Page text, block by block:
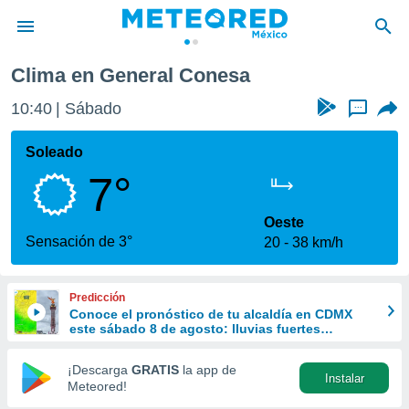
de
ha sido
calidad.
a este
las
y
forma
digital
basada
Clima en General Conesa
10:40 Sábado ...
Soleado
7°
Sensación de 3°
Oeste
20
38 km/h
Predicción
Conoce el pronóstico de tu alcaldía en CDMX
este sábado 8 de agosto: lluvias fuertes
¡Descarga GRATIS la app de
Meteored!
Instalar